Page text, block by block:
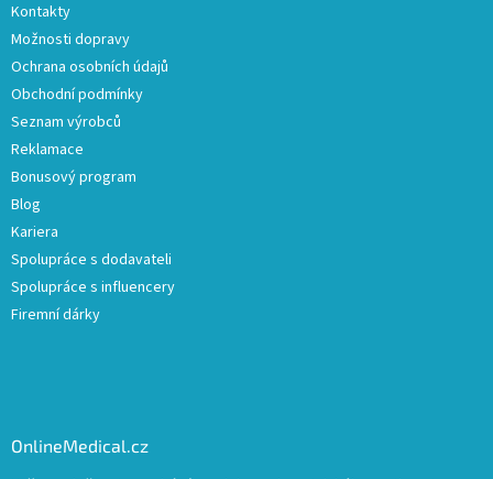
Kontakty
Možnosti dopravy
Ochrana osobních údajů
Obchodní podmínky
Seznam výrobců
Reklamace
Bonusový program
Blog
Kariera
Spolupráce s dodavateli
Spolupráce s influencery
Firemní dárky
OnlineMedical.cz